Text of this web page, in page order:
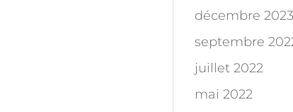
décembre 2023
septembre
juillet 2022
mai 2022